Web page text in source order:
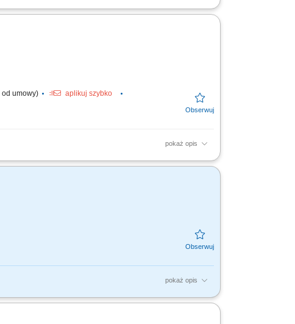
regularnego kontaktu z obecnymi
umowy)
aplikuj szybko
pokaż opis
Hi-Fi, gaming, sieci handlowe) Aktywna
pokaż opis
Stałe monitorowanie wyników sprzedaży,